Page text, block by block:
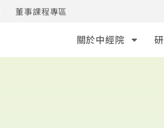
董事課程專區
關於中經院